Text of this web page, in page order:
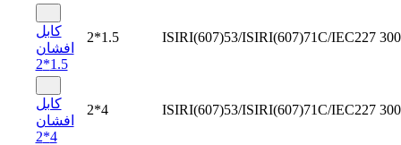
کابل
افشان
1.5*2
2*1.5 ISIRI(607)53/ISIRI(607)71C/IEC227
کابل
افشان
4*2
2*4 ISIRI(607)53/ISIRI(607)71C/IEC227